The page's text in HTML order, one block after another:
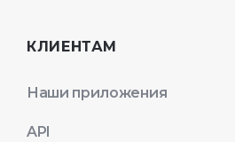
КЛИЕНТАМ
Наши приложения
API